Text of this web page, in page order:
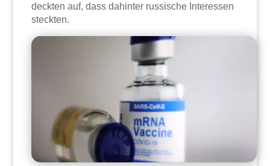
deckten auf, dass dahinter russische Interessen
steckten.